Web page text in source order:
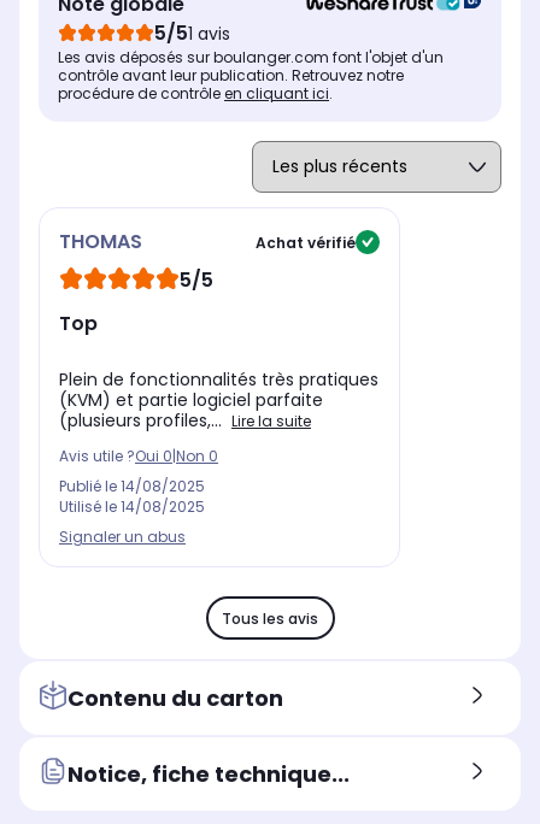
Définition
Le DUHD permet d'afficher
deux fenêtres 4K côte à
côte, idéal pour le
multitâche, le gaming
Définition
finement détaillée,
particulièrement adaptée à
la création de contenu
grands écrans.
5/51 avis
Les avis déposés sur boulanger.com font l'objet d'un
contrôle avant leur publication. Retrouvez notre
procédure de contrôleen cliquant ici.
THOMAS Achat vérifié
5/5
Top
Plein de fonctionnalités très pratiques
(KVM) et partie logiciel parfaite
(plusieurs profiles,... Lire la suite
Avis utile ?Oui 0 Non 0
Publié le14/08/2025
Utilisé le14/08/2025
Signaler un abus
Tous les avis
Contenu du carton
Notice, fiche technique...